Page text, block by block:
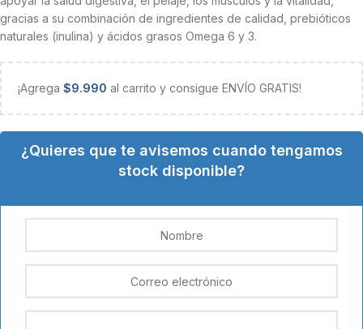
gracias a su combinación de ingredientes de calidad, prebióticos
naturales (inulina) y ácidos grasos Omega 6 y 3.
¡Agrega $9.990 al carrito y consigue ENVÍO GRATIS!
¿Quieres que te avisemos cuando tengamos
stock disponible?